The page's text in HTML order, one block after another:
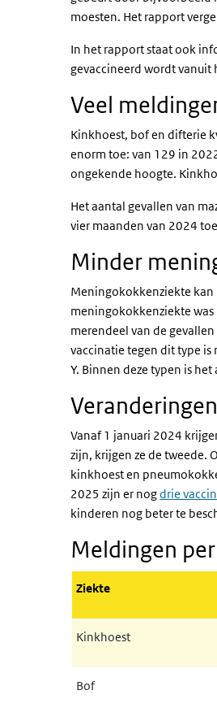
moesten. Het rapport
In het rapport staat ook
gevaccineerd wordt vanuit
Veel
Kinkhoest, bof en difterie
enorm toe: van 129 in
ongekende hoogte.
Het aantal gevallen van
vier maanden van 2024
Minder
Meningokokkenziekte
meningokokkenziekte
merendeel van de
vaccinatie tegen dit type is
Y. Binnen deze typen is
Vanaf 1 januari 2024
zijn, krijgen ze de tweede.
kinkhoest en
2025 zijn er nogdrie
kinderen nog beter te
Meldingen
Ziekte
Kinkhoest
Bof